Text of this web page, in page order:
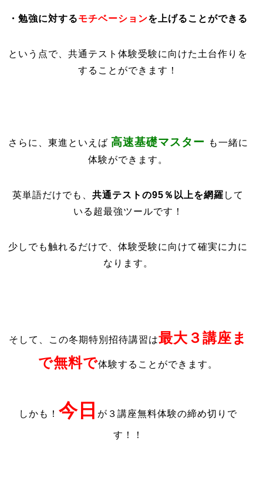
・勉強に対するモチベーションを上げることができる
という点で、共通テスト体験受験に向けた土台作りを
することができます！
さらに、東進といえば 高速基礎マスター
も一緒に
体験ができます。
英単語だけでも、共通テストの95％以上を網羅 して
いる超最強ツールです！
少しでも触れるだけで、体験受験に向けて確実に力に
なります。
そして、この冬期特別招待講習は最大３講座ま
で無料で体験することができます。
しかも！今日 が３講座無料体験の締め切りで
す！！